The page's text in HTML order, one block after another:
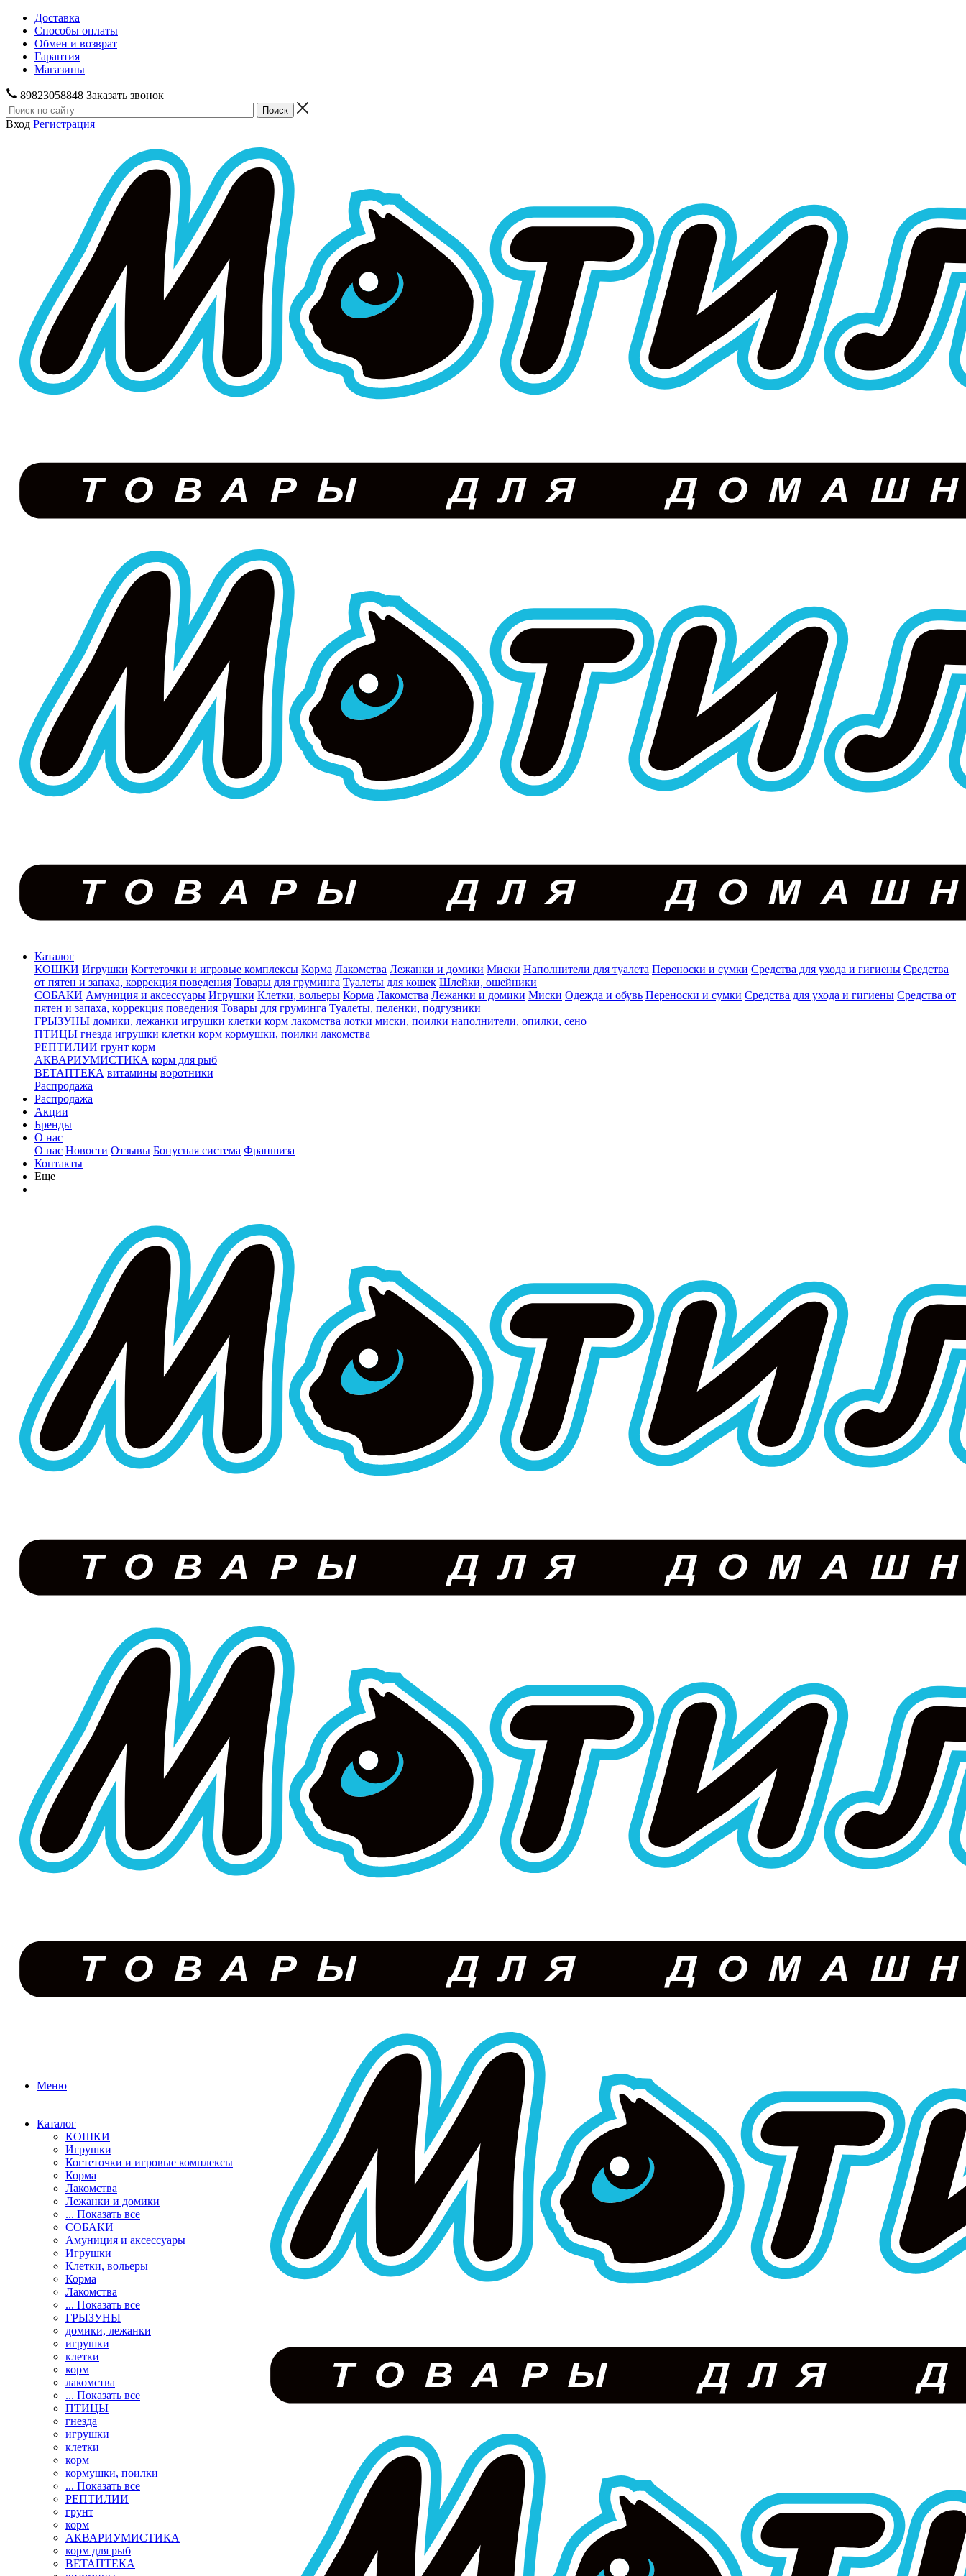
Доставка
Способы оплаты
Обмен и возврат
Гарантия
Магазины
89823058848 Заказать звонок
Вход Регистрация
Каталог
КОШКИ Игрушки Когтеточки и игровые комплексы Корма Лакомства Лежанки и домики Миски Наполнители для туалета Переноски и сумки Средства для ухода и гигиены Средства
от пятен и запаха, коррекция поведения Товары для груминга Туалеты для кошек Шлейки, ошейники
СОБАКИ Амуниция и аксессуары Игрушки Клетки, вольеры Корма Лакомства Лежанки и домики Миски Одежда и обувь Переноски и сумки Средства для ухода и гигиены Средства от
пятен и запаха, коррекция поведения Товары для груминга Туалеты, пеленки, подгузники
ГРЫЗУНЫ домики, лежанки игрушки клетки корм лакомства лотки миски, поилки наполнители, опилки, сено
ПТИЦЫ гнезда игрушки клетки корм кормушки, поилки лакомства
РЕПТИЛИИ грунт корм
АКВАРИУМИСТИКА корм для рыб
ВЕТАПТЕКА витамины воротники
Распродажа
Распродажа
Акции
Бренды
О нас
О нас Новости Отзывы Бонусная система Франшиза
Контакты
Еще
Меню
Каталог
КОШКИ
Игрушки
Когтеточки и игровые комплексы
Корма
Лакомства
Лежанки и домики
... Показать все
СОБАКИ
Амуниция и аксессуары
Игрушки
Клетки, вольеры
Корма
Лакомства
... Показать все
ГРЫЗУНЫ
домики, лежанки
игрушки
клетки
корм
лакомства
... Показать все
ПТИЦЫ
гнезда
игрушки
клетки
корм
кормушки, поилки
... Показать все
РЕПТИЛИИ
грунт
корм
АКВАРИУМИСТИКА
корм для рыб
ВЕТАПТЕКА